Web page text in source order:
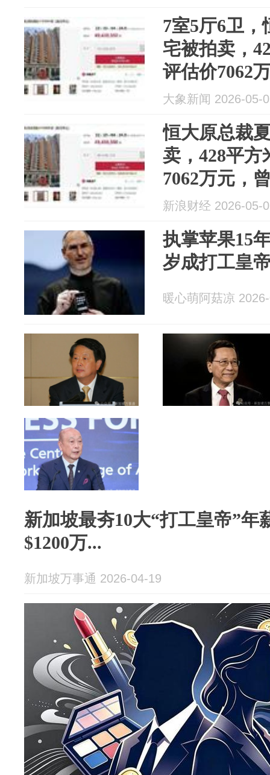
7室5厅6卫
宅被拍卖，
评估价7062
被称为地产
大象新闻 2026-05-
恒大原总裁
卖，428平方
7062万元，
工皇帝”
新浪财经 2026-05-
执掌苹果15
岁成打工皇
暖心萌阿菇凉
新加坡最夯10大“打工皇帝”年
$1200万...
新加坡万事通 2026-04-19